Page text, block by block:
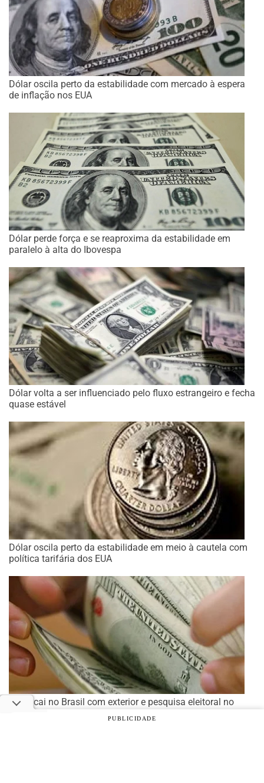
Dólar oscila perto da estabilidade com mercado à espera
de inflação nos EUA
Dólar perde força e se reaproxima da estabilidade em
paralelo à alta do Ibovespa
Dólar volta a ser influenciado pelo fluxo estrangeiro e fecha
quase estável
Dólar oscila perto da estabilidade em meio à cautela com
política tarifária dos EUA
Dólar cai no Brasil com exterior e pesquisa eleitoral no
PUBLICIDADE